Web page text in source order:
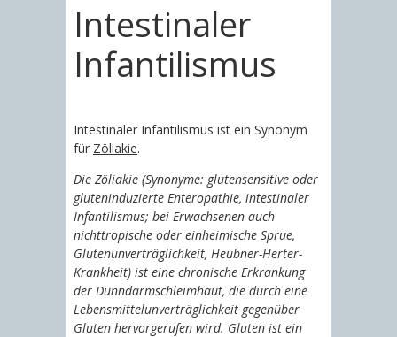
Intestinaler
Infantilismus
Intestinaler Infantilismus ist ein Synonym
für Zöliakie.
Die Zöliakie (Synonyme: glutensensitive oder
gluteninduzierte Enteropathie, intestinaler
Infantilismus; bei Erwachsenen auch
nichttropische oder einheimische Sprue,
Glutenunverträglichkeit, Heubner-Herter-
Krankheit) ist eine chronische Erkrankung
der Dünndarmschleimhaut, die durch eine
Lebensmittelunverträglichkeit gegenüber
Gluten hervorgerufen wird. Gluten ist ein